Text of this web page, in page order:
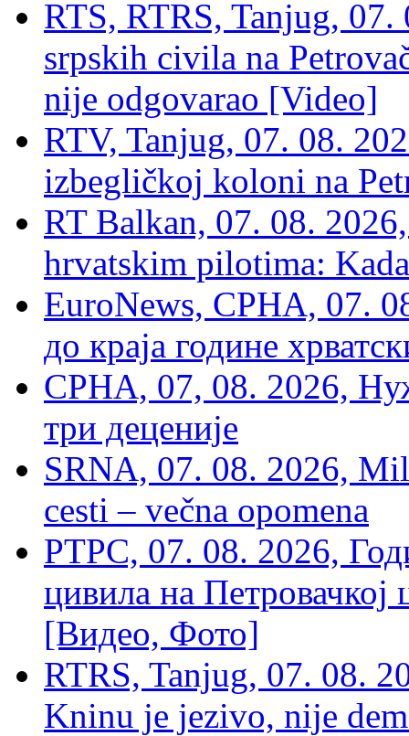
RTS, RTRS, Tanjug,
srpskih civila na
nije odgovarao [Video]
RTV, Tanjug, 07. 08.
izbegličkoj koloni na
RT Balkan, 07. 08.
hrvatskim pilotima:
EuroNews, СРНА, 07.
до краја године
СРНА, 07, 08. 2026,
три деценије
SRNA, 07. 08. 2026,
cesti – večna opomena
РТРС, 07. 08. 2026,
цивила на Петровачкој
[Видео, Фото]
RTRS, Tanjug, 07. 08.
Kninu je jezivo, nije